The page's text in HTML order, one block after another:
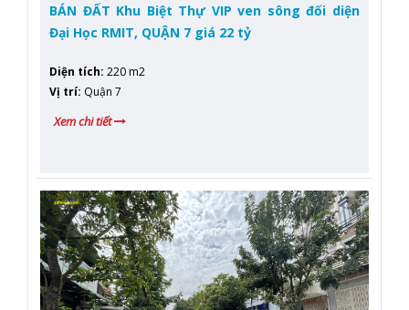
BÁN ĐẤT Khu Biệt Thự VIP ven sông đối diện
Đại Học RMIT, QUẬN 7 giá 22 tỷ
Diện tích: 220 m2
Vị trí: Quận 7
Xem chi tiết